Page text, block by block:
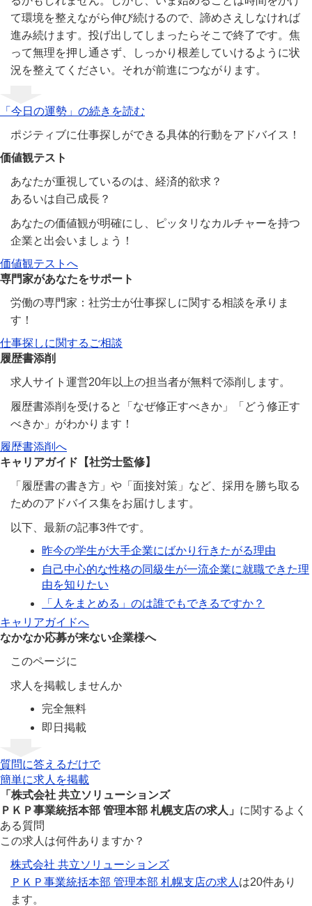
て環境を整えながら伸び続けるので、諦めさえしなければ
進み続けます。投げ出してしまったらそこで終了です。焦
って無理を押し通さず、しっかり根差していけるように状
況を整えてください。それが前進につながります。
「今日の運勢」の続きを読む
ポジティブに仕事探しができる具体的行動をアドバイス！
価値観テスト
あなたが重視しているのは、経済的欲求？
あるいは自己成長？
あなたの価値観が明確にし、ピッタリなカルチャーを持つ
企業と出会いましょう！
価値観テストへ
専門家があなたをサポート
労働の専門家：社労士が仕事探しに関する相談を承りま
す！
仕事探しに関するご相談
履歴書添削
求人サイト運営20年以上の担当者が無料で添削します。
履歴書添削を受けると「なぜ修正すべきか」「どう修正す
べきか」がわかります！
履歴書添削へ
キャリアガイド【社労士監修】
「履歴書の書き方」や「面接対策」など、採用を勝ち取る
ためのアドバイス集をお届けします。
以下、最新の記事3件です。
昨今の学生が大手企業にばかり行きたがる理由
自己中心的な性格の同級生が一流企業に就職できた理
由を知りたい
「人をまとめる」のは誰でもできるですか？
キャリアガイドへ
なかなか応募が来ない企業様へ
このページに
求人を掲載しませんか
完全無料
即日掲載
質問に答えるだけで
簡単に求人を掲載
「株式会社 共立ソリューションズ
ＰＫＰ事業統括本部 管理本部 札幌支店の求人」 に関するよく
ある質問
この求人は何件ありますか？
株式会社 共立ソリューションズ
ＰＫＰ事業統括本部 管理本部 札幌支店の求人 は20件あり
ます。